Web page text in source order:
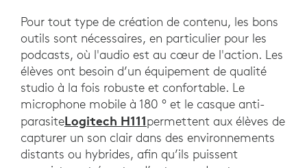
Pour tout type de création de contenu, les bons
outils sont nécessaires, en particulier pour les
podcasts, où l'audio est au cœur de l'action. Les
élèves ont besoin d’un équipement de qualité
studio à la fois robuste et confortable. Le
microphone mobile à 180 ° et le casque anti-
parasiteLogitech H111permettent aux élèves de
capturer un son clair dans des environnements
distants ou hybrides, afin qu’ils puissent